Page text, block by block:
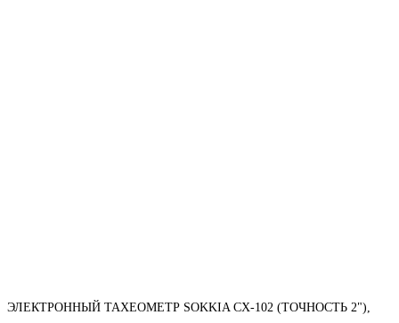
ЭЛЕКТРОННЫЙ ТАХЕОМЕТР SOKKIA CX-102 (ТОЧНОСТЬ 2"),